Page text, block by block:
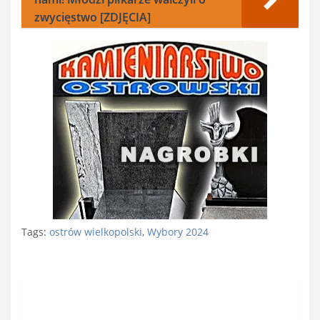
zwycięstwo [ZDJĘCIA]
Tags: ostrów wielkopolski, Wybory 2024